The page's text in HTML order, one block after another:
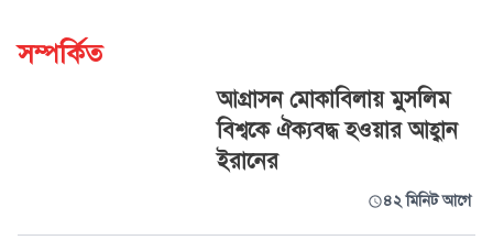
সম্পর্কিত
আগ্রাসন মোকাবিলায় মুসলিম
বিশ্বকে ঐক্যবদ্ধ হওয়ার আহ্বান
ইরানের
৪২ মিনিট আগে